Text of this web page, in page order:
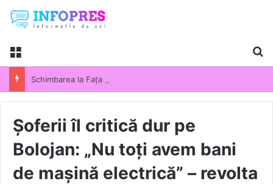
Menu
Șoferii îl critică dur pe
Bolojan: „Nu toți avem bani
de mașină electrică” – revolta